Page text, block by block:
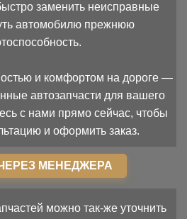
заменить неисправные
автомобилю прежнюю
и комфортом на дороге —
автозапчасти для вашего
с нами прямо сейчас, чтобы
и оформить заказ.
МЕНЕДЖЕРА
можно так-же уточнить